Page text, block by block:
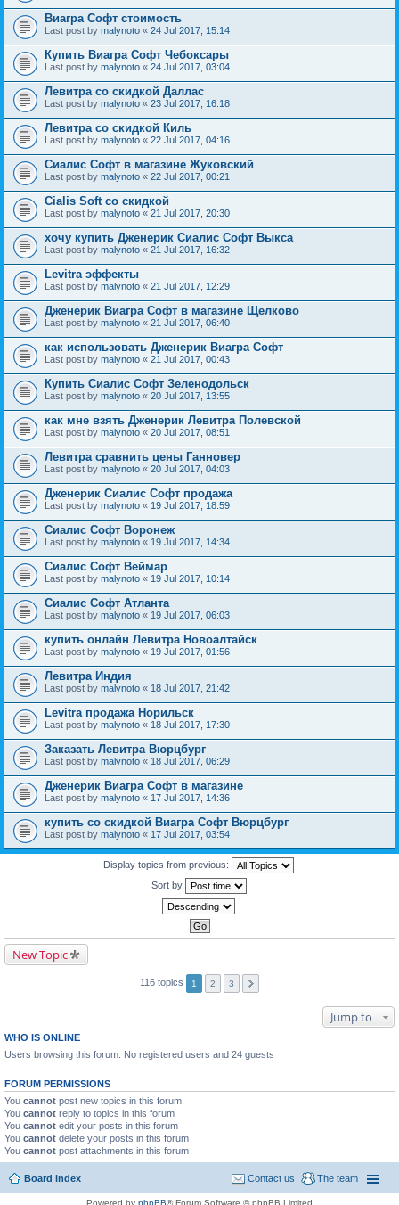
Виагра Софт стоимость
Last post by malynoto « 24 Jul 2017, 15:14
Купить Виагра Софт Чебоксары
Last post by malynoto « 24 Jul 2017, 03:04
Левитра со скидкой Даллас
Last post by malynoto « 23 Jul 2017, 16:18
Левитра со скидкой Киль
Last post by malynoto « 22 Jul 2017, 04:16
Сиалис Софт в магазине Жуковский
Last post by malynoto « 22 Jul 2017, 00:21
Cialis Soft со скидкой
Last post by malynoto « 21 Jul 2017, 20:30
хочу купить Дженерик Сиалис Софт Выкса
Last post by malynoto « 21 Jul 2017, 16:32
Levitra эффекты
Last post by malynoto « 21 Jul 2017, 12:29
Дженерик Виагра Софт в магазине Щелково
Last post by malynoto « 21 Jul 2017, 06:40
как использовать Дженерик Виагра Софт
Last post by malynoto « 21 Jul 2017, 00:43
Купить Сиалис Софт Зеленодольск
Last post by malynoto « 20 Jul 2017, 13:55
как мне взять Дженерик Левитра Полевской
Last post by malynoto « 20 Jul 2017, 08:51
Левитра сравнить цены Ганновер
Last post by malynoto « 20 Jul 2017, 04:03
Дженерик Сиалис Софт продажа
Last post by malynoto « 19 Jul 2017, 18:59
Сиалис Софт Воронеж
Last post by malynoto « 19 Jul 2017, 14:34
Сиалис Софт Веймар
Last post by malynoto « 19 Jul 2017, 10:14
Сиалис Софт Атланта
Last post by malynoto « 19 Jul 2017, 06:03
купить онлайн Левитра Новоалтайск
Last post by malynoto « 19 Jul 2017, 01:56
Левитра Индия
Last post by malynoto « 18 Jul 2017, 21:42
Levitra продажа Норильск
Last post by malynoto « 18 Jul 2017, 17:30
Заказать Левитра Вюрцбург
Last post by malynoto « 18 Jul 2017, 06:29
Дженерик Виагра Софт в магазине
Last post by malynoto « 17 Jul 2017, 14:36
купить со скидкой Виагра Софт Вюрцбург
Last post by malynoto « 17 Jul 2017, 03:54
Display topics from previous:
Sort by
New Topic
116 topics 1 2 3
Jump to
WHO IS ONLINE
Users browsing this forum: No registered users and 24 guests
FORUM PERMISSIONS
You cannot post new topics in this forum
You cannot reply to topics in this forum
You cannot edit your posts in this forum
You cannot delete your posts in this forum
You cannot post attachments in this forum
Board index The team
Contact us
Powered by phpBB® Forum Software © phpBB Limited